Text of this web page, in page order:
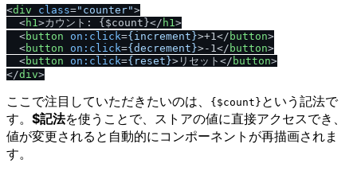
<div class="counter">
<h1>カウント: {$count}</ h1>
<button on:click={increment}>+1</ button>
<button on:click={decrement}>-1</ button>
<button on:click={reset}> リセット </ button>
</div>
ここで注目していただきたいのは、 {$count} という記法で
す。 $記法を使うことで、ストアの値に直接アクセスでき、
値が変更されると自動的にコンポーネントが再描画されま
す。